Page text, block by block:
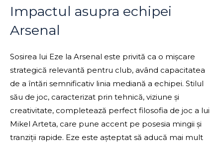
Impactul asupra echipei
Arsenal
Sosirea lui Eze la Arsenal este privită ca o mișcare
strategică relevantă pentru club, având capacitatea
de a întări semnificativ linia mediană a echipei. Stilul
său de joc, caracterizat prin tehnică, viziune și
creativitate, completează perfect filosofia de joc a lui
Mikel Arteta, care pune accent pe posesia mingii și
tranziții rapide. Eze este așteptat să aducă mai mult